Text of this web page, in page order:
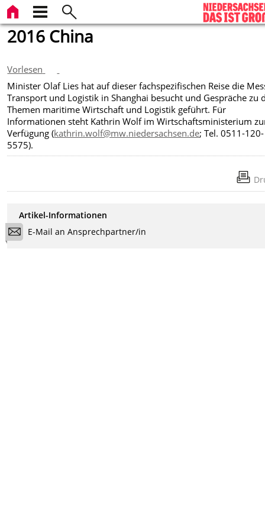
2016 China
Vorlesen
Minister Olaf Lies hat auf dieser fachspezifischen Reise die
Transport und Logistik in Shanghai besucht und Gespräche zu
Themen maritime Wirtschaft und Logistik geführt. Für
Informationen steht Kathrin Wolf im Wirtschaftsministerium
Verfügung (kathrin.wolf@mw.niedersachsen.de; Tel. 0511-120-
5575).
Artikel-Informationen
E-Mail an Ansprechpartner/in